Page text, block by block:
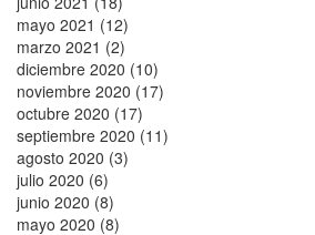
mayo 2021 (12)
marzo 2021 (2)
diciembre 2020 (10)
noviembre 2020 (17)
octubre 2020 (17)
septiembre 2020 (11)
agosto 2020 (3)
julio 2020 (6)
junio 2020 (8)
mayo 2020 (8)